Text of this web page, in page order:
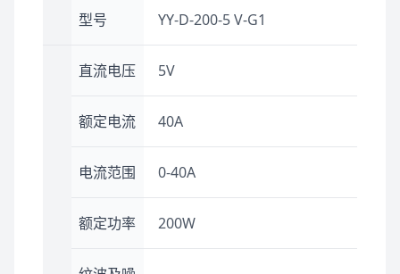
型号 YY-D-200-5 V-G1
直流电压 5V
额定电流 40A
电流范围 0-40A
额定功率 200W